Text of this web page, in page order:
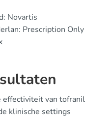
Novartis
Prescription Only
effectiviteit van tofranil
klinische settings